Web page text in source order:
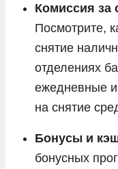
Комиссия за
Посмотрите,
снятие
отделениях
ежедневные
на снятие
Бонусы и
бонусных